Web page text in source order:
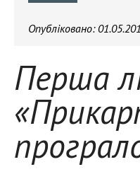
Опубліковано:
Перша